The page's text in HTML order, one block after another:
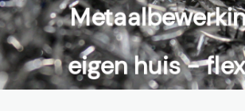
eigen huis -